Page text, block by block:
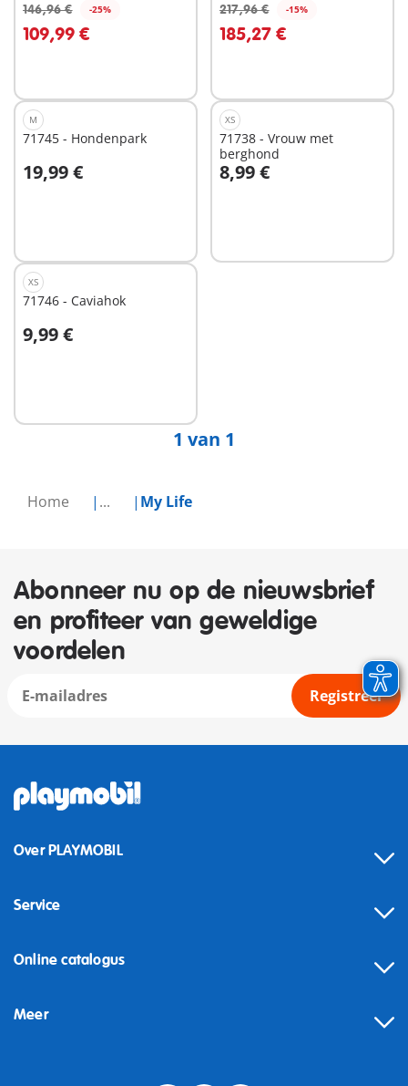
Home ... My Life
146,96 € -25%
109,99 €
In winkelwagen
217,96 € -15%
185,27 €
In winkelwagen
M
71745 - Hondenpark
19,99 €
In winkelwagen
XS
71738 - Vrouw met
berghond
8,99 €
In winkelwagen
XS
71746 - Caviahok
9,99 €
In winkelwagen
1 van 1
Abonneer nu op de nieuwsbrief
en profiteer van geweldige
voordelen
Registreer
Over PLAYMOBIL
Service
Online catalogus
Meer